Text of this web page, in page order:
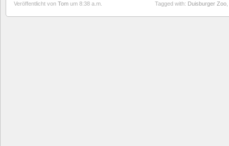
Veröffentlicht von Tom um 8:38 a.m. Tagged with: Duisburger Zoo